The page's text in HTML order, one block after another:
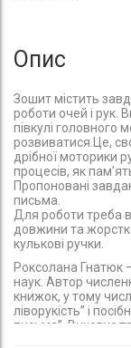
Опис
Зошит містить
роботи очей і рук.
півкулі головного
розвиватися.Це,
дрібної моторики
процесів, як
Пропоновані
письма.
Для роботи треба
довжини та
кулькові ручки.
Роксолана Гнатюк
наук. Автор
книжок, у тому
ліворукість” і
письма”. Виховує